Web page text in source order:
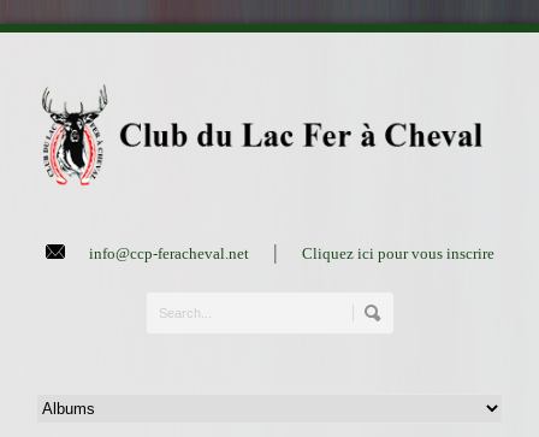
info@ccp-feracheval.net| Cliquez ici pour vous inscrire